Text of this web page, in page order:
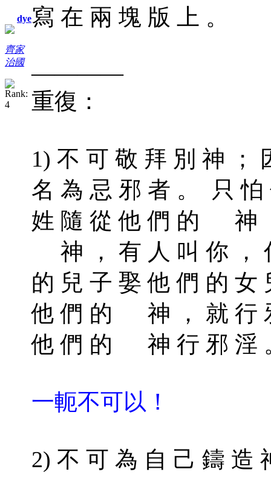
dye
齊家
治國
寫 在 兩 塊 版 上 。
————
重復：
1) 不 可 敬 拜 別 神 ；
名 為 忌 邪 者 。 只 怕
姓 隨 從 他 們 的 神
神 ， 有 人 叫 你 ，
的 兒 子 娶 他 們 的 女
他 們 的 神 ， 就 行
他 們 的 神 行 邪 淫
一軛不可以！
2) 不 可 為 自 己 鑄 造